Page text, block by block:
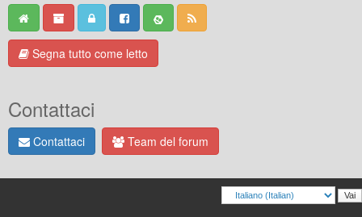
Segna tutto come letto
Contattaci
Contattaci Team del forum